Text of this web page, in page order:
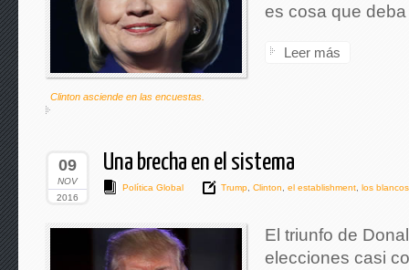
Clinton asciende en las encuestas.
es cosa que
Leer más
09
NOV
2016
Una brecha en el sistema
Política Global Trump Clinton el establishment los
El triunfo de
elecciones casi